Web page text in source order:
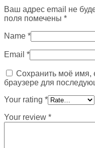
Ваш адрес email не
поля помечены *
Name *
Email *
Сохранить моё имя,
браузере для
Your rating *
Your review *